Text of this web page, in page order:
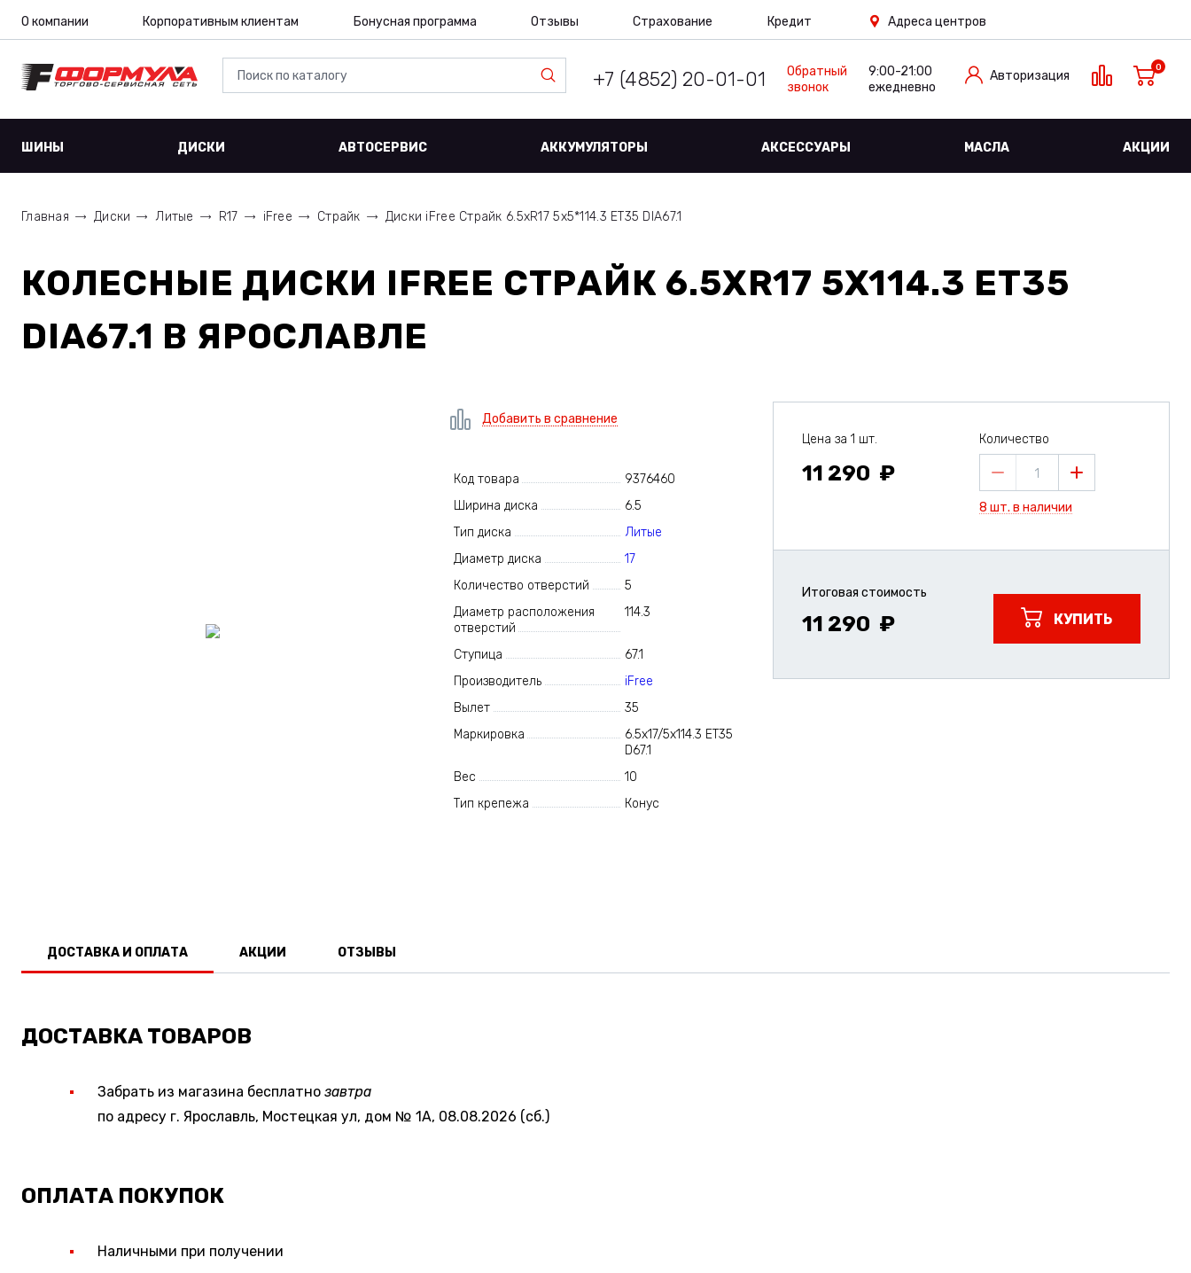
О компании Корпоративным клиентам Бонусная программа Отзывы Страхование Кредит Адреса центров
+7 (4852) 20-01-01
Обратный
звонок
9:00-21:00
ежедневно
Авторизация
0
ШИНЫ ДИСКИ АВТОСЕРВИС АККУМУЛЯТОРЫ АКСЕССУАРЫ МАСЛА АКЦИИ
Главная Диски Литые R17 iFree Страйк Диски iFree Страйк 6.5xR17 5x5*114.3 ET35 DIA67.1
КОЛЕСНЫЕ ДИСКИ IFREE СТРАЙК 6.5XR17 5X114.3 ET35
DIA67.1 В ЯРОСЛАВЛЕ
Добавить в сравнение
Код товара
9376460
Ширина диска
6.5
Тип диска
Литые
Диаметр диска
17
Количество отверстий
5
Диаметр расположения
отверстий
114.3
Ступица
67.1
Производитель
iFree
Вылет
35
Маркировка
6.5x17/5x114.3 ET35
D67.1
Вес
10
Тип крепежа
Конус
Цена за 1 шт.
11 290
Количество
1
8 шт. в наличии
Итоговая стоимость
11 290 КУПИТЬ
ДОСТАВКА И ОПЛАТА АКЦИИ ОТЗЫВЫ
ДОСТАВКА ТОВАРОВ
Забрать из магазина бесплатно завтра
по адресу г. Ярославль, Мостецкая ул, дом № 1А, 08.08.2026 (сб.)
ОПЛАТА ПОКУПОК
Наличными при получении